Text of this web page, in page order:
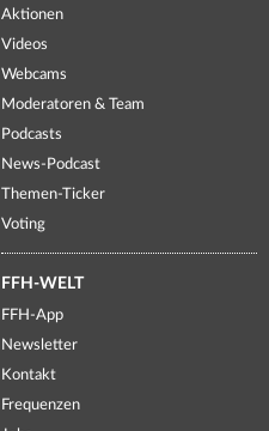
Aktionen
Videos
Webcams
Moderatoren & Team
Podcasts
News-Podcast
Themen-Ticker
Voting
FFH-WELT
FFH-App
Newsletter
Kontakt
Frequenzen